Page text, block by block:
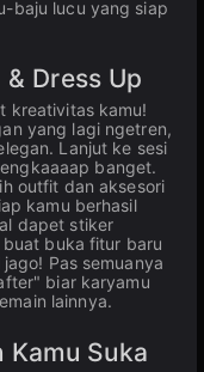
baju lucu yang siap
Dress Up
kreativitas kamu!
yang lagi ngetren,
Lanjut ke sesi
banget.
outfit dan aksesori
kamu berhasil
dapet stiker
buka fitur baru
Pas semuanya
biar karyamu
lainnya.
Kamu Suka